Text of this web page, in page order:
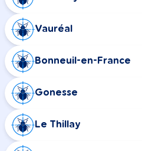
Vauréal
Bonneuil-en-France
Gonesse
Le Thillay